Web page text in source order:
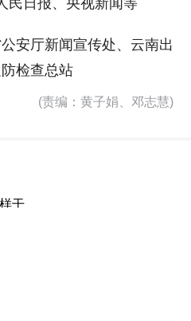
民日报、央视新闻等
安厅新闻宣传处、云南出
检查总站
(责编：黄子娟、邓志慧)
干